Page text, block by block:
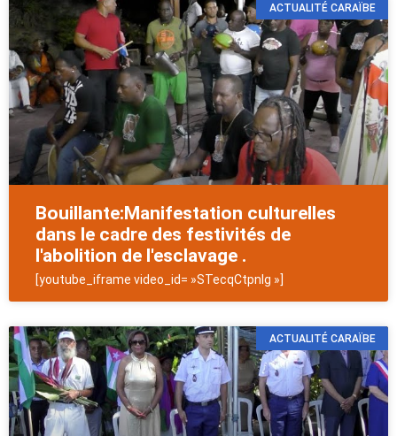
ACTUALITÉ CARAÏBE
Bouillante:Manifestation culturelles
dans le cadre des festivités de
l'abolition de l'esclavage .
[youtube_iframe video_id= »STecqCtpnIg »]
ACTUALITÉ CARAÏBE